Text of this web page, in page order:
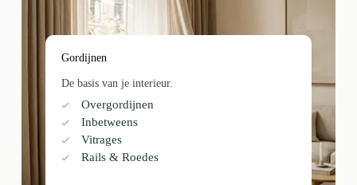
Gordijnen
De basis van je interieur.
Overgordijnen
Inbetweens
Vitrages
Rails & Roedes